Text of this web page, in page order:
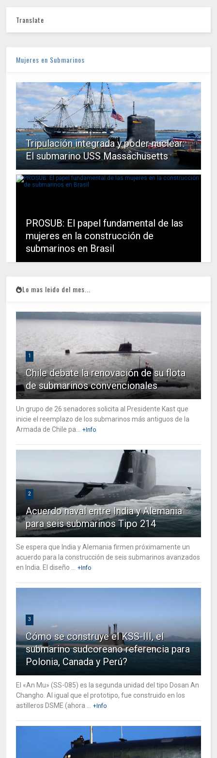
Translate
Mujeres en Submarinos
Tripulación integrada y poder nuclear:
El submarino USS Massachusetts
PROSUB: El papel fundamental de las
mujeres en la construcción de
submarinos en Brasil
Lo mas leido del mes...
1
Chile debate la renovación de su flota
de submarinos convencionales
Un grupo de 26 senadores solicita al Presidente Kast que
inicie el reemplazo de los submarinos más antiguos de la
Armada de Chile pa...
+Info
2
Acuerdo naval entre India y Alemania
para seis submarinos Tipo 214
Se espera que India y Alemania firmen próximamente un
acuerdo para la construcción de seis submarinos avanzados
en India. El diseño ...
+Info
3
Cómo se construye el KSS-III, el
submarino sudcoreano referencia para
Polonia, Canada y Perú?
El «An Mu» (SS-085) es la segunda unidad del tipo Dosan An
Changho. Al igual que el prototipo, fue construido en los
astilleros DSME (ahora ...
+Info